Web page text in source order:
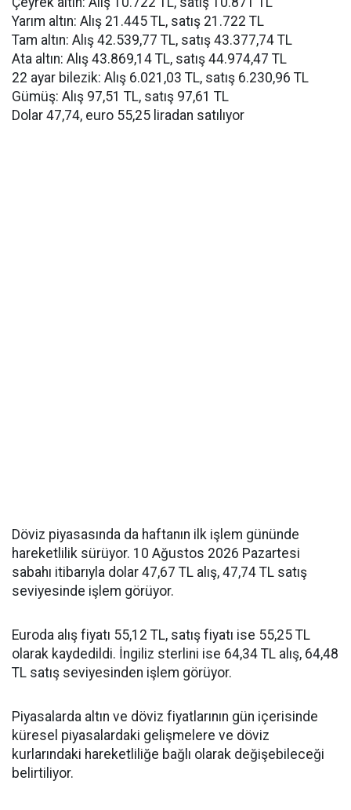
Yarım altın: Alış 21.445 TL, satış 21.722 TL
Tam altın: Alış 42.539,77 TL, satış 43.377,74 TL
Ata altın: Alış 43.869,14 TL, satış 44.974,47 TL
22 ayar bilezik: Alış 6.021,03 TL, satış 6.230,96 TL
Gümüş: Alış 97,51 TL, satış 97,61 TL
Dolar 47,74, euro 55,25 liradan satılıyor
Döviz piyasasında da haftanın ilk işlem gününde
hareketlilik sürüyor. 10 Ağustos 2026 Pazartesi
sabahı itibarıyla dolar 47,67 TL alış, 47,74 TL satış
seviyesinde işlem görüyor.
Euroda alış fiyatı 55,12 TL, satış fiyatı ise 55,25 TL
olarak kaydedildi. İngiliz sterlini ise 64,34 TL alış, 64,48
TL satış seviyesinden işlem görüyor.
Piyasalarda altın ve döviz fiyatlarının gün içerisinde
küresel piyasalardaki gelişmelere ve döviz
kurlarındaki hareketliliğe bağlı olarak değişebileceği
belirtiliyor.